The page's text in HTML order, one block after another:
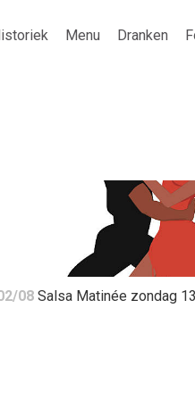
Menu Dranken
08 Salsa Matinée zondag